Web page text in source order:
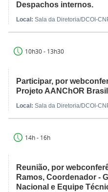
Despachos internos.
Local: Sala da Diretoria/DCOI-
10h30 - 13h30
Participar, por
Projeto AANChOR
Local: Sala da Diretoria/DCOI-
14h - 16h
Reunião, por
Ramos, Coordenador -
Nacional e Equipe